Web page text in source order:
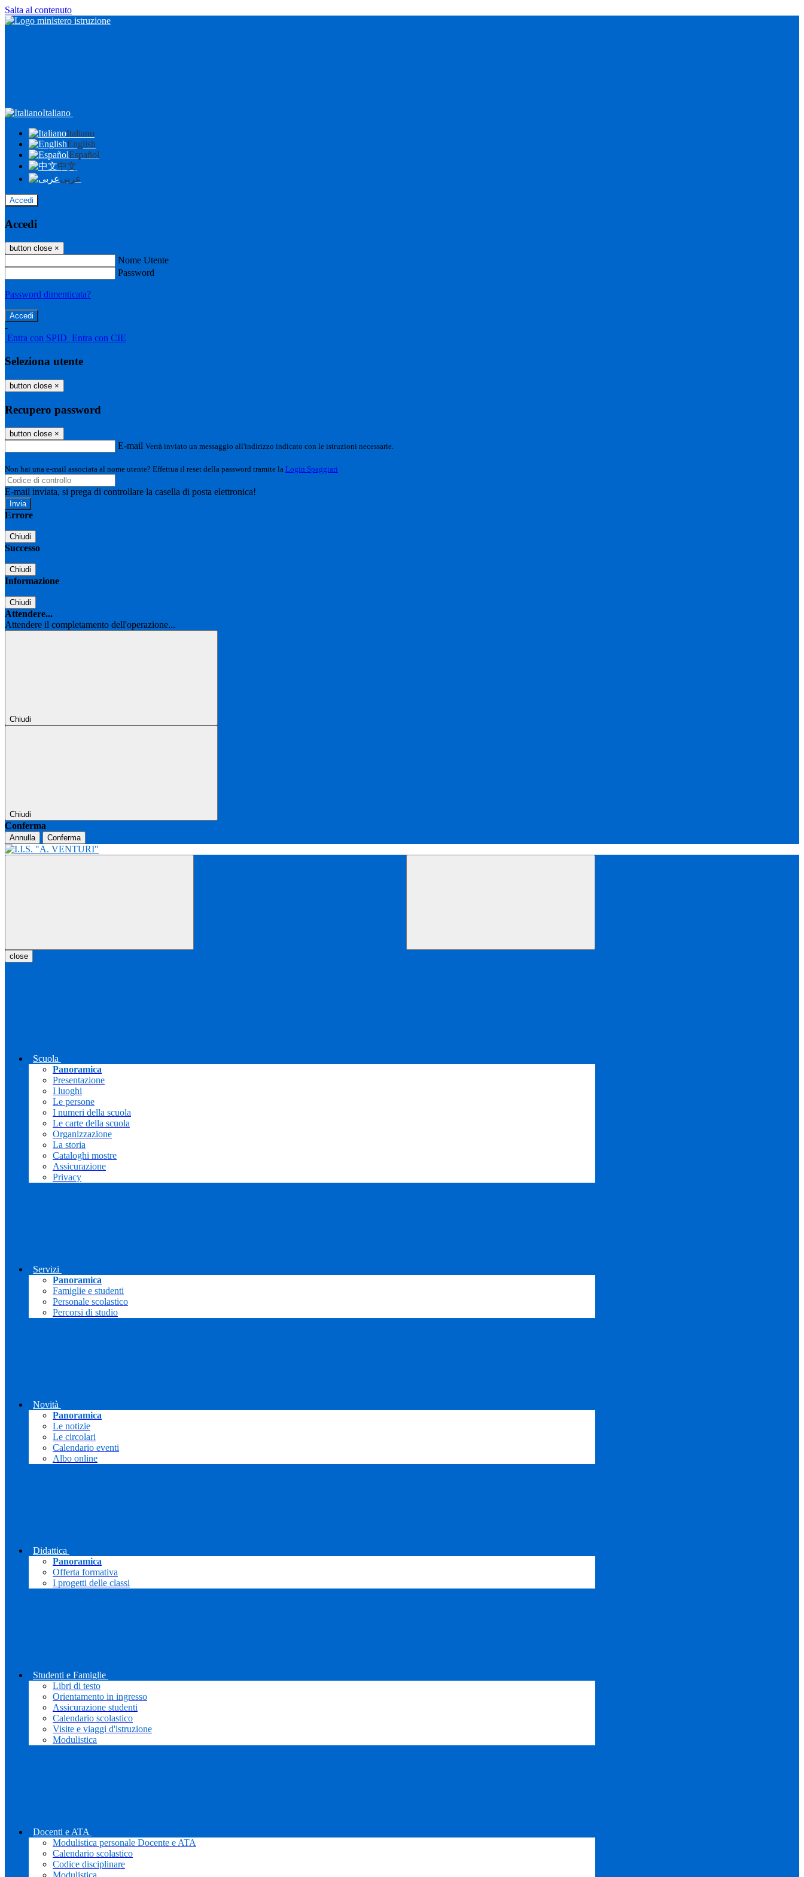
Salta al contenuto
Italiano
Italiano
English
Español
中文
عربى
Accedi
Accedi
button close ×
Nome Utente
Password
Password dimenticata?
-
Entra con SPID Entra con CIE
Seleziona utente
button close ×
Recupero password
button close ×
E-mail Verrà inviato un messaggio all'indirizzo indicato con le istruzioni necessarie.
Non hai una e-mail associata al nome utente? Effettua il reset della password tramite la Login Spaggiari
E-mail inviata, si prega di controllare la casella di posta elettronica!
Errore
Chiudi
Successo
Chiudi
Informazione
Chiudi
Attendere...
Attendere il completamento dell'operazione...
Chiudi
Chiudi
Conferma
Annulla Conferma
close
Scuola
Panoramica
Presentazione
I luoghi
Le persone
I numeri della scuola
Le carte della scuola
Organizzazione
La storia
Cataloghi mostre
Assicurazione
Privacy
Servizi
Panoramica
Famiglie e studenti
Personale scolastico
Percorsi di studio
Novità
Panoramica
Le notizie
Le circolari
Calendario eventi
Albo online
Didattica
Panoramica
Offerta formativa
I progetti delle classi
Studenti e Famiglie
Libri di testo
Orientamento in ingresso
Assicurazione studenti
Calendario scolastico
Visite e viaggi d'istruzione
Modulistica
Docenti e ATA
Modulistica personale Docente e ATA
Calendario scolastico
Codice disciplinare